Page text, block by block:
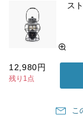
ス
12,980円
残り1点
こ